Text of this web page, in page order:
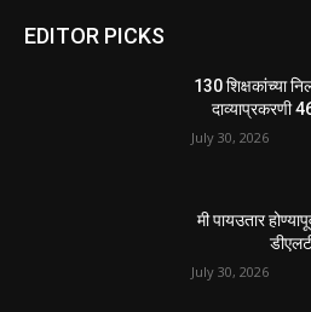
EDITOR PICKS
130 शिक्षकांच्या
दाव्याप्रकरणी
July 30, 2026
मी पायउतार
July 30, 2026